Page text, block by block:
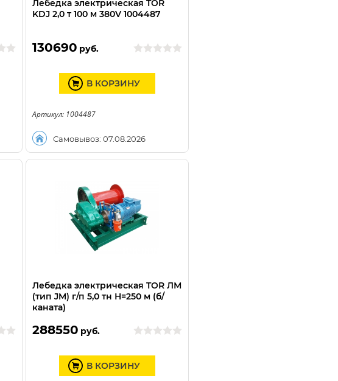
Лебедка электрическая TOR
KDJ 2,0 т 100 м 380V 1004487
130690 руб.
Самовывоз: 07.08.2026
В КОРЗИНУ
Артикул: 1004487
Лебедка электрическая TOR ЛМ
(тип JM) г/п 5,0 тн Н=250 м (б/
каната)
288550 руб.
В КОРЗИНУ